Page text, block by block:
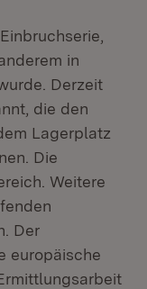
in
Derzeit
die den
Lagerplatz
Die
Weitere
Der
europäische